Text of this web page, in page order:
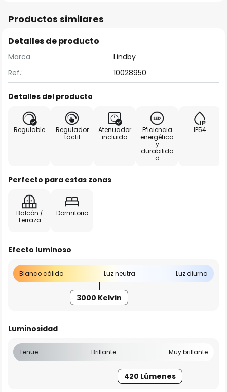
Productos similares
Detalles de producto
Marca
Lindby
Ref.:
10028950
Detalles del producto
Regulable
Regulador
táctil
Atenuador
incluido
Eficiencia
energética
y
durabilida
d
IP54
Perfecto para estas zonas
Balcón /
Terraza
Dormitorio
Efecto luminoso
Blanco cálido Luz neutra Luz diurna
3000 Kelvin
Luminosidad
Tenue Brillante Muy brillante
420 Lúmenes